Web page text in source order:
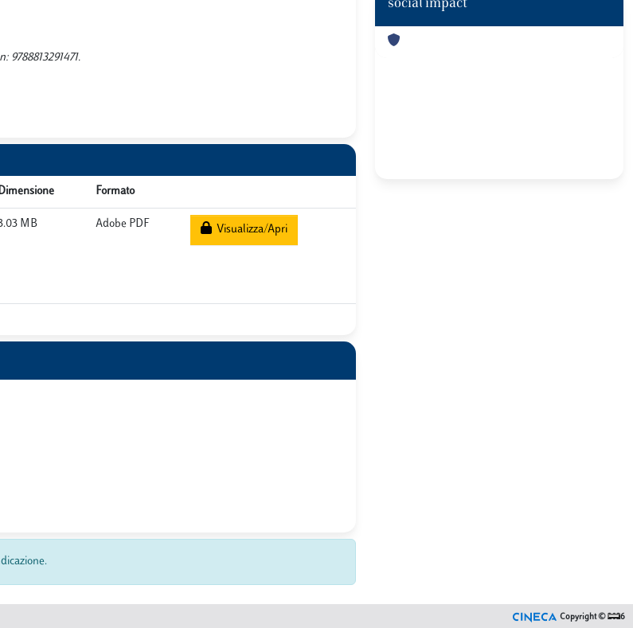
Formato
MB Adobe PDF Visualizza/Apri
social impact
Copyright © 2026